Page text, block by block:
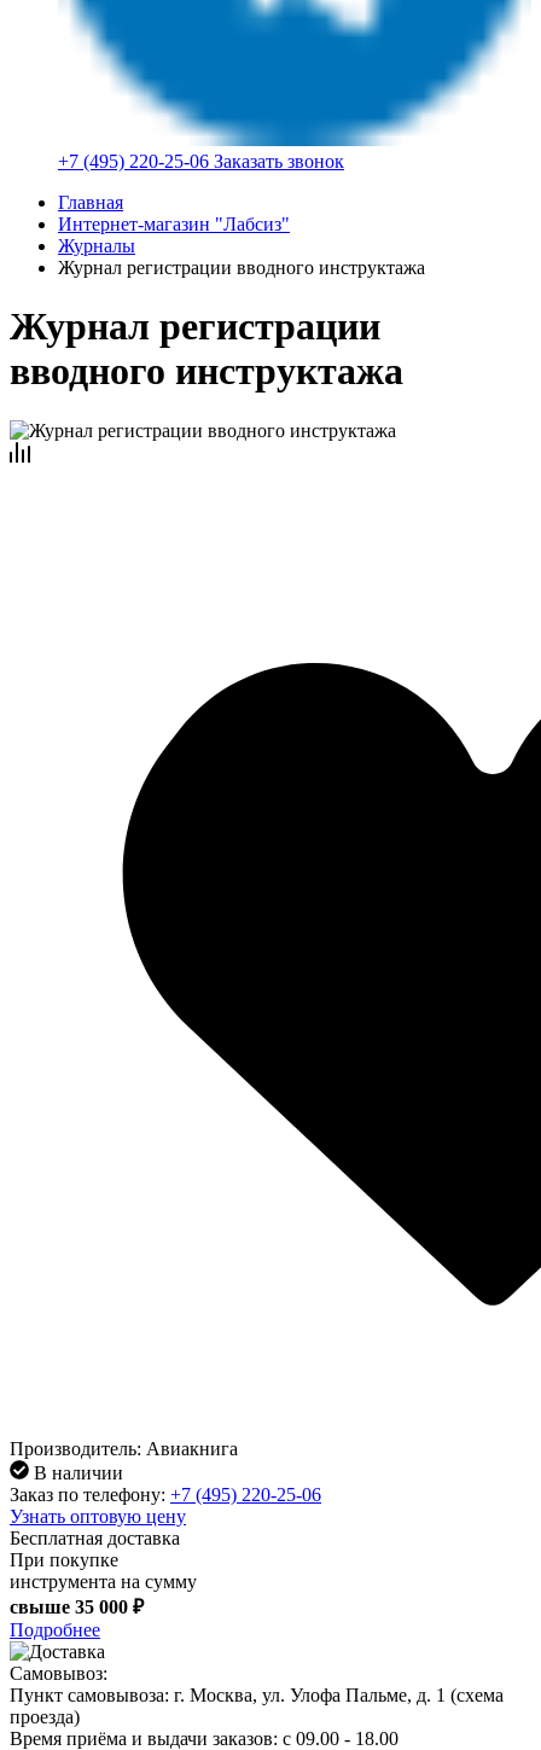
+7 (495) 220-25-06 Заказать звонок
Главная
Интернет-магазин "Лабсиз"
Журналы
Журнал регистрации вводного инструктажа
Журнал регистрации
вводного инструктажа
Производитель: Авиакнига
В наличии
Заказ по телефону: +7 (495) 220-25-06
Узнать оптовую цену
Бесплатная доставка
При покупке
инструмента на сумму
свыше 35 000 ₽
Подробнее
Самовывоз:
Пункт самовывоза: г. Москва, ул. Улофа Пальме, д. 1 (схема
проезда)
Время приёма и выдачи заказов: c 09.00 - 18.00